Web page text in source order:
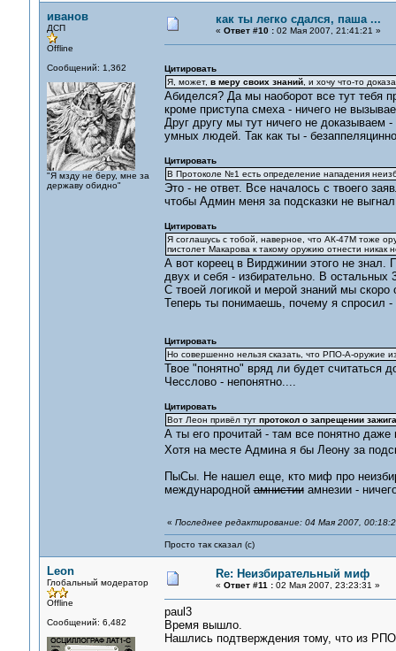
иванов
ДСП
Offline
Сообщений: 1,362
"Я мзду не беру, мне за
державу обидно"
как ты легко сдался, паша ...
« Ответ #10 :02 Мая 2007, 21:41:21 »
Цитировать
Я, может, в меру своих знаний, и хочу что-то
Абиделся? Да мы наоборот все тут тебя
кроме приступа смеха - ничего не
Друг другу мы тут ничего не доказываем
умных людей. Так как ты -
Цитировать
В Протоколе №1 есть определение нападения
Это - не ответ. Все началось с твоего
чтобы Админ меня за подсказки не
Цитировать
Я соглашусь с тобой, наверное, что АК-47М тоже
пистолет Макарова к такому оружию отнести никак
А вот кореец в Вирджинии этого не
двух и себя - избирательно. В
С твоей логикой и мерой знаний мы скоро
Теперь ты понимаешь, почему я спросил
Цитировать
Но совершенно нельзя сказать, что РПО-А-оружие
Твое "понятно" вряд ли будет считаться
Чесслово - непонятно....
Цитировать
Вот Леон привёл тут протокол о запрещении
А ты его прочитай - там все понятно
Хотя на месте Админа я бы Леону за
ПыСы. Не нашел еще, кто миф про
международнойамнистииамнезии -
« Последнее редактирование: 04 Мая 2007,
Просто так сказал (с)
Leon
Глобальный модератор
Offline
Сообщений: 6,482
Re: Неизбирательный миф
« Ответ #11 :02 Мая 2007, 23:23:31 »
paul3
Время вышло.
Нашлись подтверждения тому, что из